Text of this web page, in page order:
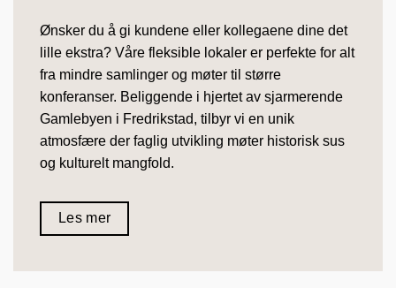
Ønsker du å gi kundene eller kollegaene dine det
lille ekstra? Våre fleksible lokaler er perfekte for alt
fra mindre samlinger og møter til større
konferanser. Beliggende i hjertet av sjarmerende
Gamlebyen i Fredrikstad, tilbyr vi en unik
atmosfære der faglig utvikling møter historisk sus
og kulturelt mangfold.
Les mer